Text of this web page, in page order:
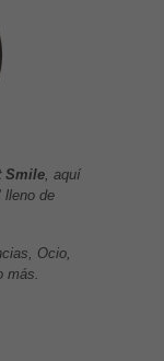
Smile, aquí
lleno de
Ocio,
más.